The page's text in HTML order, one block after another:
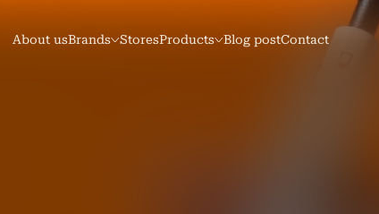
About usBrands StoresProducts Blog postContact